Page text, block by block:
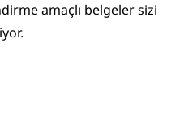
amaçlı belgeler sizi